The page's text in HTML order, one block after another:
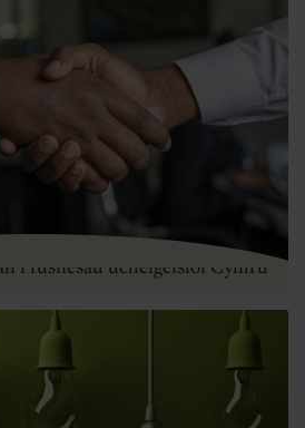
– Sut yr ydym yn cynnig
i fusnesau uchelgeisiol Cymru